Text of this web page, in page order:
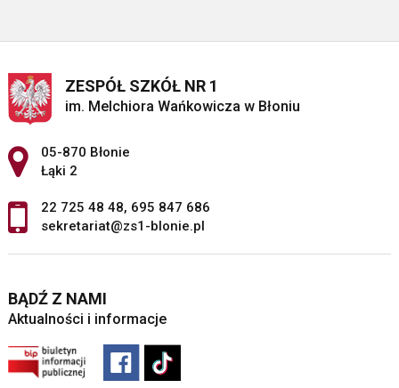
ZESPÓŁ SZKÓŁ NR 1
im. Melchiora Wańkowicza w Błoniu
Adres pocztowy:
05-870 Błonie
Łąki 2
22 725 48 48, 695 847 686
sekretariat@zs1-blonie.pl
BĄDŹ Z NAMI
Aktualności i informacje